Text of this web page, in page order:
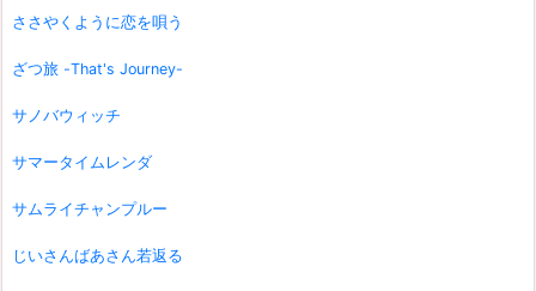
ささやくように恋を唄う
ざつ旅 -That's Journey-
サノバウィッチ
サマータイムレンダ
サムライチャンプルー
じいさんばあさん若返る